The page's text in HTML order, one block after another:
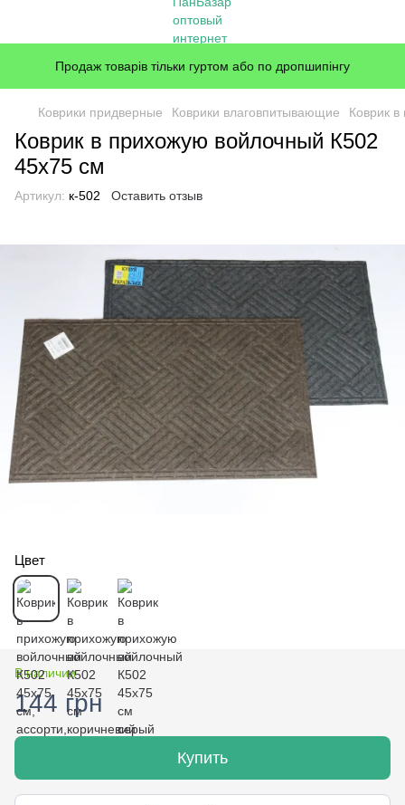
Продаж товарів тільки гуртом або по дропшипінгу
Коврики придверные Коврики влаговпитывающие Коврик
Коврик в прихожую войлочный К502
45x75 см
Артикул: к-502 Оставить отзыв
Цвет
В наличии
144 грн
Купить